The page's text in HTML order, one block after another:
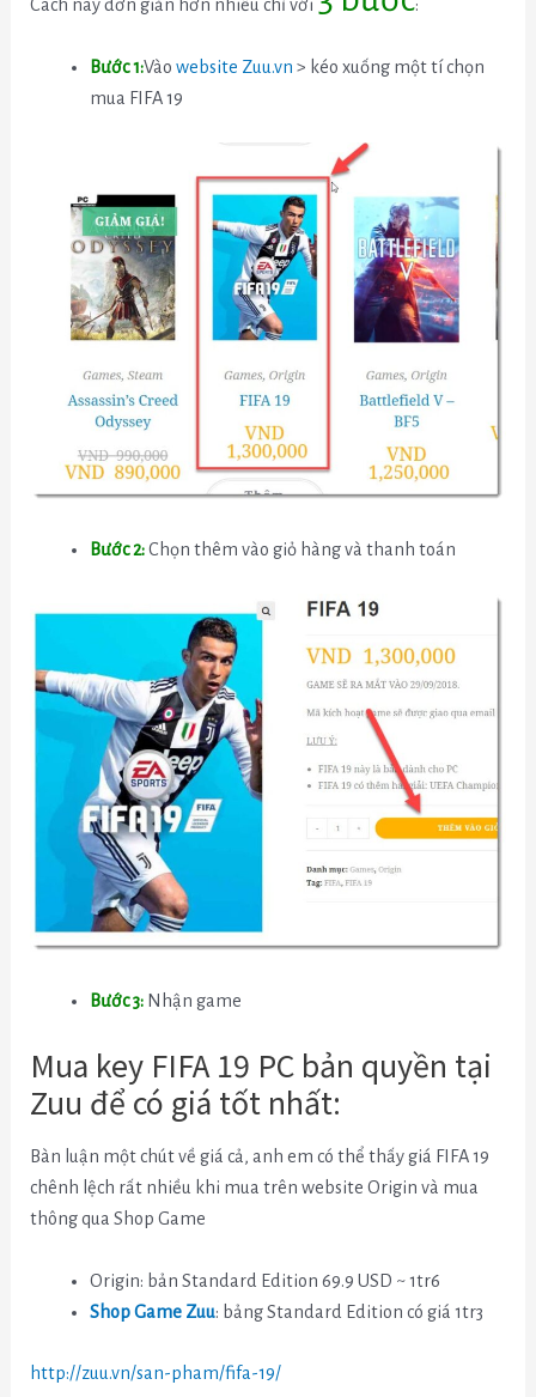
Cách này đơn giản hơn nhiều chỉ với :
Bước 1:Vào website Zuu.vn > kéo xuống một tí chọn
mua FIFA 19
Bước 2:Chọn thêm vào giỏ hàng và thanh toán
Bước 3:Nhận game
Mua key FIFA 19 PC bản quyền tại
Zuu để có giá tốt nhất:
Bàn luận một chút về giá cả, anh em có thể thấy giá FIFA 19
chênh lệch rất nhiều khi mua trên website Origin và mua
thông qua Shop Game
Origin: bản Standard Edition 69.9 USD ~ 1tr6
Shop Game Zuu: bảng Standard Edition có giá 1tr3
http://zuu.vn/san-pham/fifa-19/